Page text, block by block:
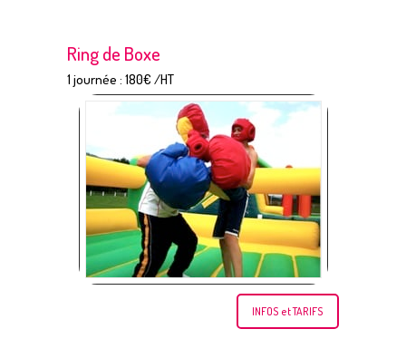
Ring de Boxe
1 journée : 180€ /HT
INFOS et TARIFS